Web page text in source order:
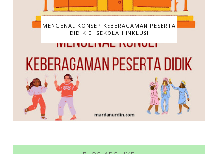
MENGENAL KONSEP KEBERAGAMAN PESERTA
DIDIK DI SEKOLAH INKLUSI